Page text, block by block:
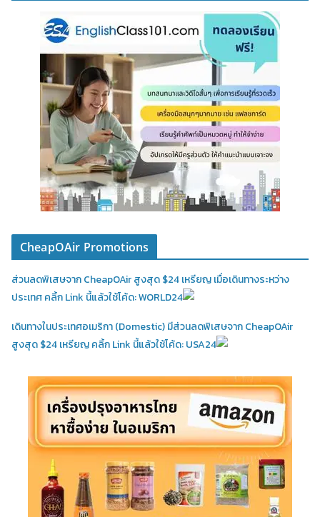
CheapOAir Promotions
ส่วนลดพิเสษจาก CheapOAir สูงสุด $24 เหรียญ เมื่อเดินทางระหว่าง
ประเทศ คลิ้ก Link นี้แล้วใช้โค้ด: WORLD24
เดินทางในประเทศอเมริกา (Domestic)มีส่วนลดพิเสษจาก CheapOAir
สูงสุด $24 เหรียญ คลิ้ก Link นี้แล้วใช้โค้ด: USA24